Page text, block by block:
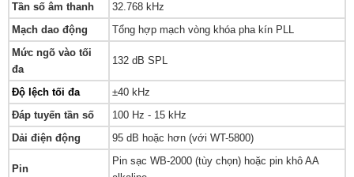
Tần số âm thanh
32.768 kHz
Mạch dao động
Tổng hợp mạch vòng khóa pha kín PLL
Mức ngõ vào tối
đa
132 dB SPL
Độ lệch tối đa
±40 kHz
Đáp tuyến tần số
100 Hz - 15 kHz
Dải điện động
95 dB hoặc hơn (với WT-5800)
Pin
Pin sạc WB-2000 (tùy chọn) hoặc pin khô AA